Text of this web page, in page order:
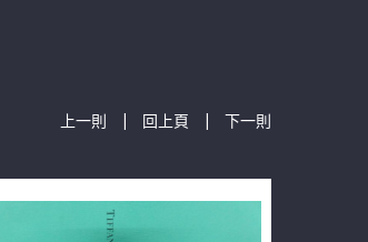
上一則 | 回上頁 | 下一則